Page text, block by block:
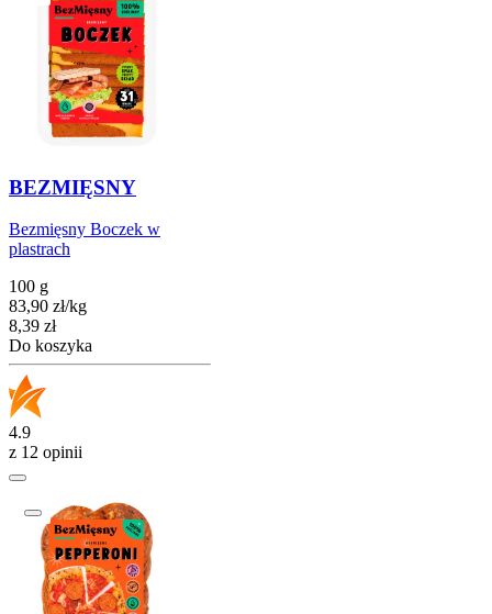
BEZMIĘSNY
Bezmięsny Boczek w
plastrach
100 g
83,90 zł/kg
Cena
8,39 zł
Do koszyka
4.9
z 12 opinii